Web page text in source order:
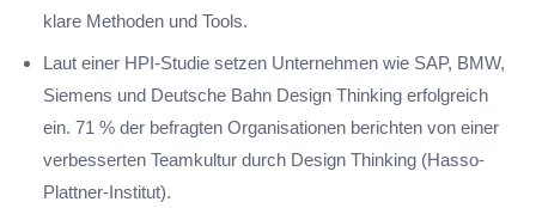
klare Methoden und Tools.
Laut einer HPI-Studie setzen Unternehmen wie SAP, BMW,
Siemens und Deutsche Bahn Design Thinking erfolgreich
ein. 71 % der befragten Organisationen berichten von einer
verbesserten Teamkultur durch Design Thinking (Hasso-
Plattner-Institut).